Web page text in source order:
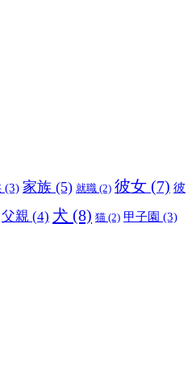
(3) 家族 (5) 就職 (2) 彼女 (7) 彼
父親 (4) 犬 (8) 猫 (2) 甲子園 (3)